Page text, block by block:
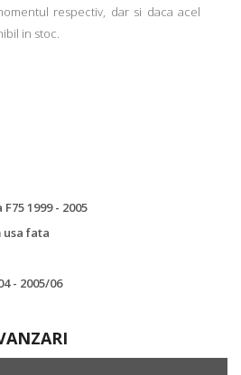
respectiv, dar si daca acel
in stoc.
1999 - 2005
usa fata
- 2005/06